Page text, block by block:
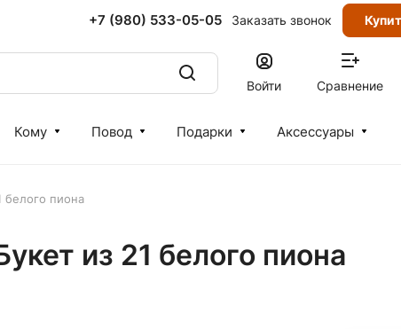
+7 (980) 533-05-05 Заказать звонок
Войти Сравнение
Кому Повод Подарки Аксессуары
белого пиона
из 21 белого пиона